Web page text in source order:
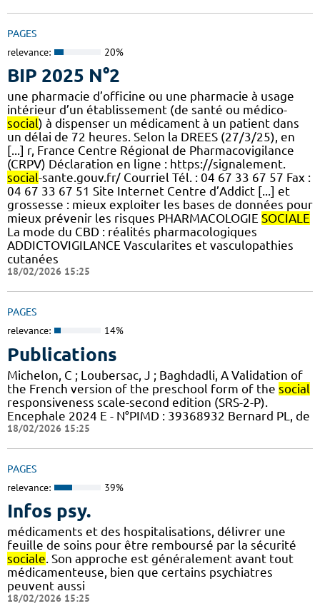
PAGES
relevance: 20%
BIP 2025 N°2
une pharmacie d’officine ou une pharmacie à usage
intérieur d’un établissement (de santé ou médico-
social) à dispenser un médicament à un patient dans
un délai de 72 heures. Selon la DREES (27/3/25), en
[...] r, France Centre Régional de Pharmacovigilance
(CRPV) Déclaration en ligne : https://signalement.
social-sante.gouv.fr/ Courriel Tél. : 04 67 33 67 57 Fax :
04 67 33 67 51 Site Internet Centre d’Addict [...] et
grossesse : mieux exploiter les bases de données pour
mieux prévenir les risques PHARMACOLOGIE SOCIALE
La mode du CBD : réalités pharmacologiques
ADDICTOVIGILANCE Vascularites et vasculopathies
cutanées
18/02/2026 15:25
PAGES
relevance: 14%
Publications
Michelon, C ; Loubersac, J ; Baghdadli, A Validation of
the French version of the preschool form of the social
responsiveness scale-second edition (SRS-2-P).
Encephale 2024 E - N°PIMD : 39368932 Bernard PL, de
18/02/2026 15:25
PAGES
relevance: 39%
Infos psy.
médicaments et des hospitalisations, délivrer une
feuille de soins pour être remboursé par la sécurité
sociale. Son approche est généralement avant tout
médicamenteuse, bien que certains psychiatres
peuvent aussi
18/02/2026 15:25